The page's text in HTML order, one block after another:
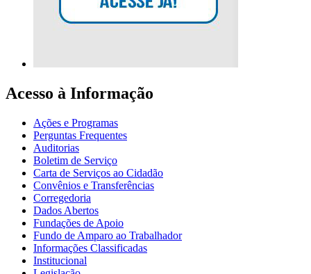
Acesso à Informação
Ações e Programas
Perguntas Frequentes
Auditorias
Boletim de Serviço
Carta de Serviços ao Cidadão
Convênios e Transferências
Corregedoria
Dados Abertos
Fundações de Apoio
Fundo de Amparo ao Trabalhador
Informações Classificadas
Institucional